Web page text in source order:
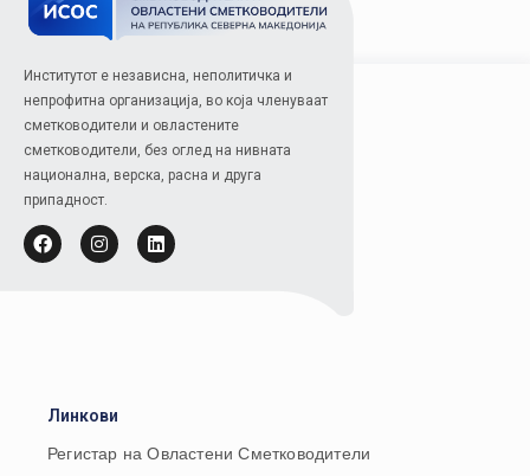
Институтот е независна, неполитичка и
непрофитна организација, во која членуваат
сметководители и овластените
сметководители, без оглед на нивната
национална, верска, расна и друга
припадност.
Линкови
Регистар на Овластени Сметководители